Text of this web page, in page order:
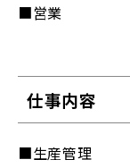
■営業
仕事内容
■生産管理